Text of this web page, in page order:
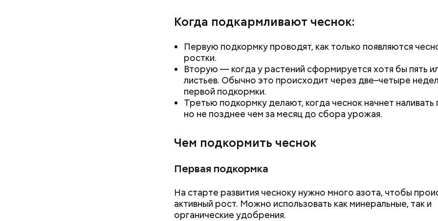
Когда подкармливают чеснок:
Первую подкормку проводят, как только появляются
ростки.
Вторую — когда у растений сформируется хотя бы пять
листьев. Обычно это происходит через две–четыре
первой подкормки.
Третью подкормку делают, когда чеснок начнет наливать
но не позднее чем за месяц до сбора урожая.
Чем подкормить чеснок
Первая подкормка
На старте развития чесноку нужно много азота, чтобы
активный рост. Можно использовать как минеральные, так и
органические удобрения.
специальной терке), похожими на спагетти, и уложить в
Дальше нужно добавить немного растительного масла, соль,
бросить хаотично порезанную брынзу. Затем добавляются
черри или грунтовые, — рассказал шеф-повар.
беременным, кормящим женщинам;
людям с ослабленной иммунной системой;
пожилым;
детям.